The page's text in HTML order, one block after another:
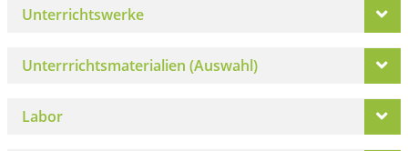
Unterrichtswerke
Unterrrichtsmaterialien (Auswahl)
Labor